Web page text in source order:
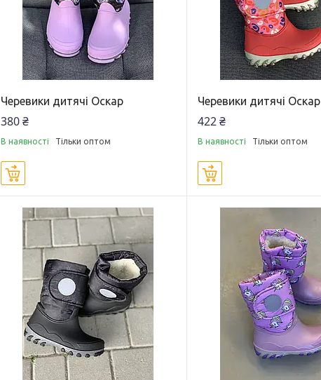
Черевики дитячі Оскар
380 ₴
В наявності Тільки оптом
Черевики дитячі Оскар
422 ₴
В наявності Тільки оптом